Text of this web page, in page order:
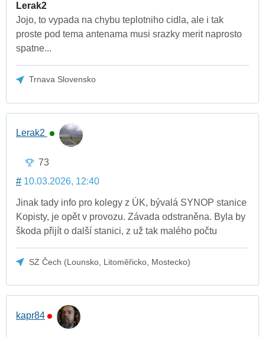
Lerak2
Jojo, to vypada na chybu teplotniho cidla, ale i tak
proste pod tema antenama musi srazky merit naprosto
spatne...
Trnava Slovensko
Lerak2
73
# 10.03.2026, 12:40
Jinak tady info pro kolegy z ÚK, bývalá SYNOP stanice
Kopisty, je opět v provozu. Závada odstraněna. Byla by
škoda přijít o další stanici, z už tak malého počtu
SZ Čech (Lounsko, Litoměřicko, Mostecko)
kapr84